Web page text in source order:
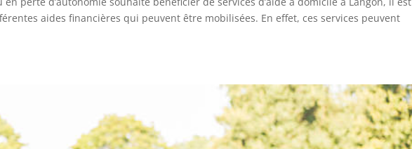
aides financières qui peuvent être mobilisées. En effet, ces services peuvent